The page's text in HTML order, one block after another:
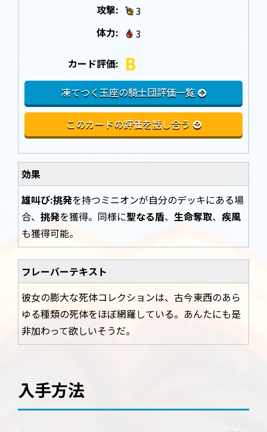
攻撃:
3
体力:
3
カード評価: B
凍てつく玉座の騎士団評価一覧
このカードの評価を話し合う
効果
雄叫び:挑発を持つミニオンが自分のデッキにある場
合、 挑発を獲得。同様に聖なる盾、 生命奪取、 疾風
も獲得可能。
フレーバーテキスト
彼女の膨大な死体コレクションは、古今東西のあら
ゆる種類の死体をほぼ網羅している。あんたにも是
非加わって欲しいそうだ。
入手方法